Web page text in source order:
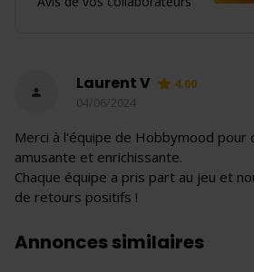
Laurent V
4.00
04/06/2024
Merci à l'équipe de Hobbymood pour
amusante et enrichissante.
Chaque équipe a pris part au jeu et
de retours positifs !
Annonces similaires